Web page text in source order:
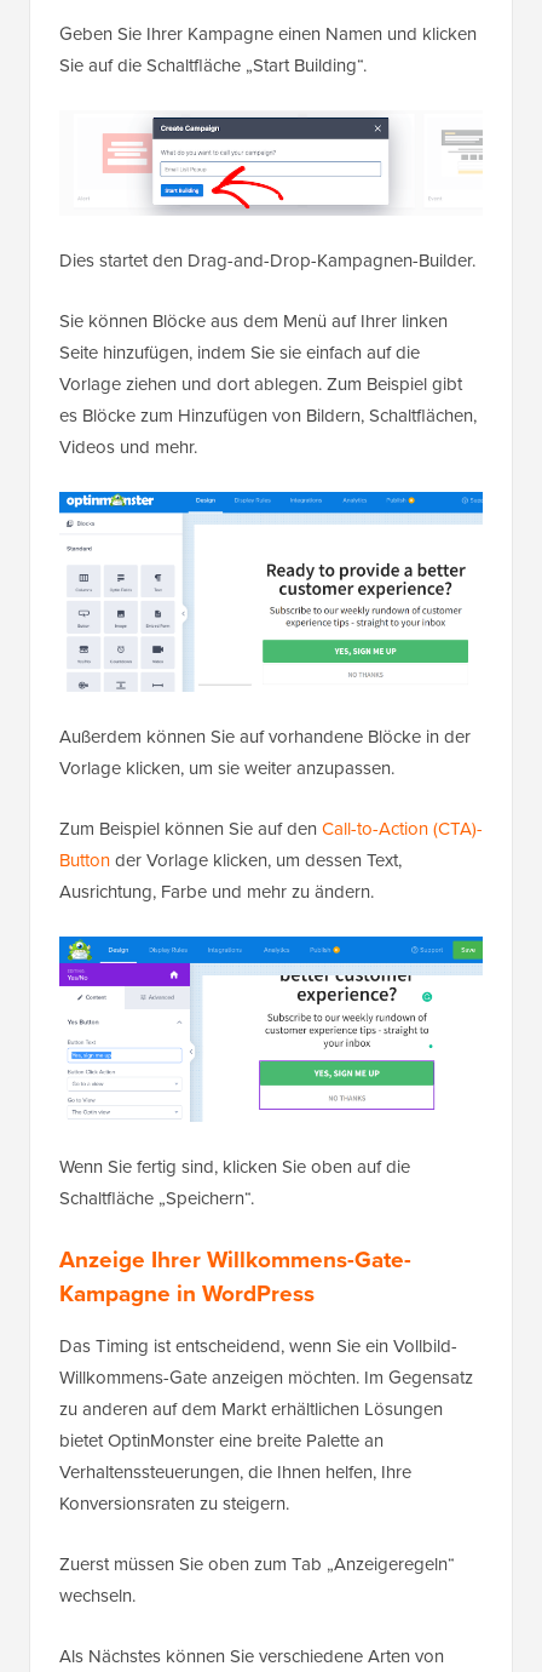
Geben Sie Ihrer Kampagne einen Namen und klicken
Sie auf die Schaltfläche „Start Building“.
Dies startet den Drag-and-Drop-Kampagnen-Builder.
Sie können Blöcke aus dem Menü auf Ihrer linken
Seite hinzufügen, indem Sie sie einfach auf die
Vorlage ziehen und dort ablegen. Zum Beispiel gibt
es Blöcke zum Hinzufügen von Bildern, Schaltflächen,
Videos und mehr.
Außerdem können Sie auf vorhandene Blöcke in der
Vorlage klicken, um sie weiter anzupassen.
Zum Beispiel können Sie auf den Call-to-Action (CTA)-
Buttonder Vorlage klicken, um dessen Text,
Ausrichtung, Farbe und mehr zu ändern.
Wenn Sie fertig sind, klicken Sie oben auf die
Schaltfläche „Speichern“.
Anzeige Ihrer Willkommens-Gate-
Kampagne in WordPress
Das Timing ist entscheidend, wenn Sie ein Vollbild-
Willkommens-Gate anzeigen möchten. Im Gegensatz
zu anderen auf dem Markt erhältlichen Lösungen
bietet OptinMonster eine breite Palette an
Verhaltenssteuerungen, die Ihnen helfen, Ihre
Konversionsraten zu steigern.
Zuerst müssen Sie oben zum Tab „Anzeigeregeln“
wechseln.
Als Nächstes können Sie verschiedene Arten von